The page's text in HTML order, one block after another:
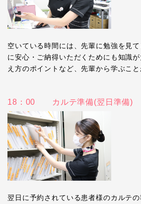
空いている時間には、先輩に勉強を見
に安心・ご納得いただくためにも知識
え方のポイントなど、先輩から学ぶこと
18：00 カルテ準備(翌日準備)
翌日に予約されている患者様のカルテ